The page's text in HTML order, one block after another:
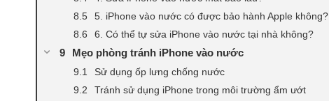
5. iPhone vào nước có được bảo hành Apple không?
6. Có thể tự sửa iPhone vào nước tại nhà không?
Mẹo phòng tránh iPhone vào nước
Sử dụng ốp lưng chống nước
Tránh sử dụng iPhone trong môi trường ẩm ướt